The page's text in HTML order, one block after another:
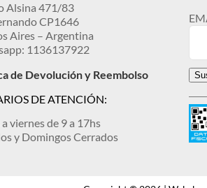
Alsina 471/83
CP1646
Aires – Argentina
1136137922
de Devolución y Reembolso
DE ATENCIÓN:
a viernes de 9 a 17hs
y Domingos Cerrados